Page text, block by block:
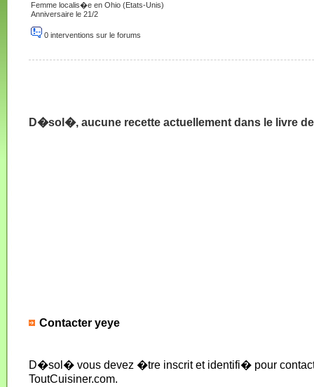
Femme localis�e en Ohio (Etats-Unis)
Anniversaire le 21/2
0 interventions sur le forums
D�sol�, aucune recette actuellement dans le livre
Contacter yeye
D�sol� vous devez �tre inscrit et identifi� pour
ToutCuisiner.com.